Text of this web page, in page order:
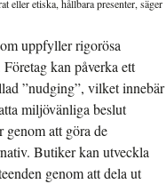
eller etiska, hållbara presenter, säger
uppfyller rigorösa
kan påverka ett
”nudging”, vilket innebär
miljövänliga beslut
genom att göra de
Butiker kan utveckla
genom att dela ut